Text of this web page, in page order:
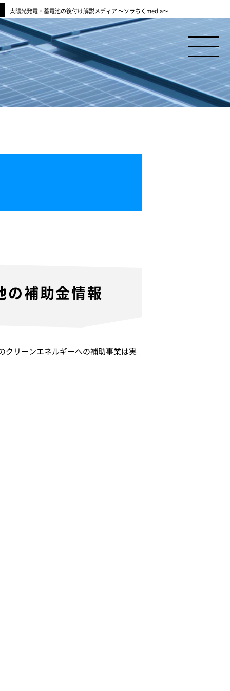
太陽光発電・蓄電池の後付け解説メディア ～ソラちくmedia～
補助金情報
クリーンエネルギーへの補助事業は実